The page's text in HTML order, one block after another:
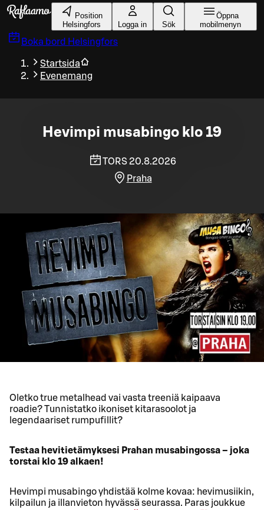
Gå till huvudinnehållet
Position
Helsingfors
Logga in Sök
Öppna
mobilmenyn
Boka bord Helsingfors
Startsida
Evenemang
Hevimpi musabingo klo 19
TORS 20.8.2026
Praha
Oletko true metalhead vai vasta treeniä kaipaava
roadie? Tunnistatko ikoniset kitarasoolot ja
legendaariset rumpufillit?
Testaa hevitietämyksesi Prahan musabingossa – joka
torstai klo 19 alkaen!
Hevimpi musabingo yhdistää kolme kovaa: hevimusiikin,
kilpailun ja illanvieton hyvässä seurassa. Paras joukkue